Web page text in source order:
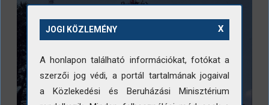
X
JOGI KÖZLEMÉNY
A honlapon található információkat, fotókat a
szerzői jog védi, a portál tartalmának jogaival
a Közlekedési és Beruházási Minisztérium